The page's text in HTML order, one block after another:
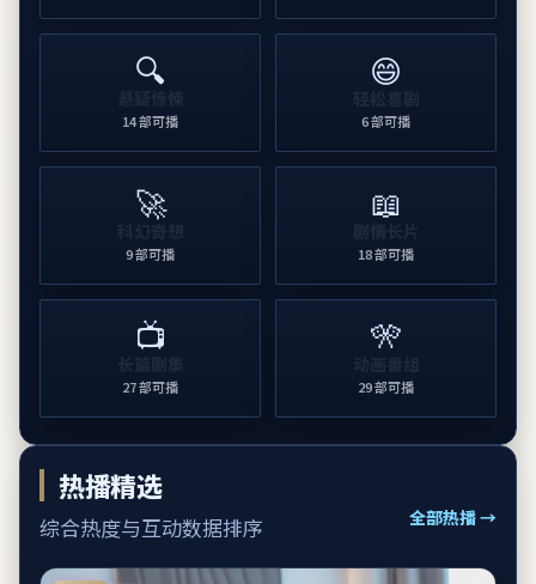
🔍
14部可播
😄
6部可播
🚀
9部可播
📖
18部可播
📺
27部可播
🎌
29部可播
热播精选
综合热度与互动数据排序 全部热播 →